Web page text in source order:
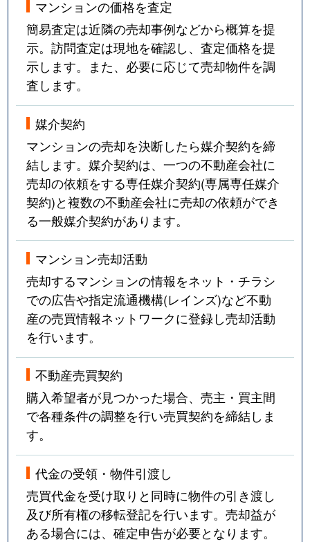
マンションの価格を査定
簡易査定は近隣の売却事例などから概算を提
示。訪問査定は現地を確認し、査定価格を提
示します。また、必要に応じて売却物件を調
査します。
媒介契約
マンションの売却を決断したら媒介契約を締
結します。媒介契約は、一つの不動産会社に
売却の依頼をする専任媒介契約(専属専任媒介
契約)と複数の不動産会社に売却の依頼ができ
る一般媒介契約があります。
マンション売却活動
売却するマンションの情報をネット・チラシ
での広告や指定流通機構(レインズ)など不動
産の売買情報ネットワークに登録し売却活動
を行います。
不動産売買契約
購入希望者が見つかった場合、売主・買主間
で各種条件の調整を行い売買契約を締結しま
す。
代金の受領・物件引渡し
売買代金を受け取りと同時に物件の引き渡し
及び所有権の移転登記を行います。売却益が
ある場合には、確定申告が必要となります。